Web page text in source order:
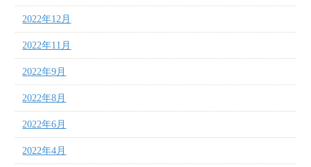
2022年12月
2022年11月
2022年9月
2022年8月
2022年6月
2022年4月